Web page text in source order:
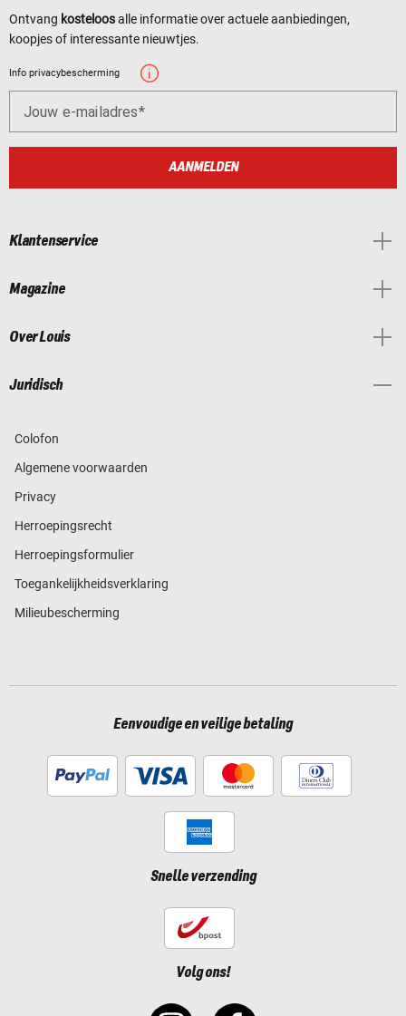
Ontvang kosteloosalle informatie over actuele aanbiedingen,
koopjes of interessante nieuwtjes.
Info privacybescherming
Jouw e-mailadres
AANMELDEN
Klantenservice
Magazine
Over Louis
Juridisch
Colofon
Algemene voorwaarden
Privacy
Herroepingsrecht
Herroepingsformulier
Toegankelijkheidsverklaring
Milieubescherming
Eenvoudige en veilige betaling
Snelle verzending
Volg ons!